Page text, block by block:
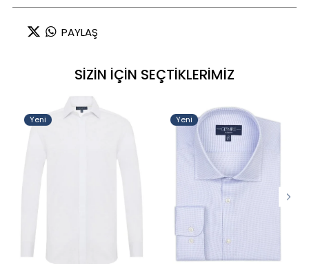
PAYLAŞ
SİZİN İÇİN SEÇTİKLERİMİZ
Yeni Yeni